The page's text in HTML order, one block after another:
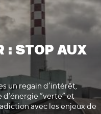
: STOP AUX
un regain d’intérêt,
“verte” et
avec les enjeux de